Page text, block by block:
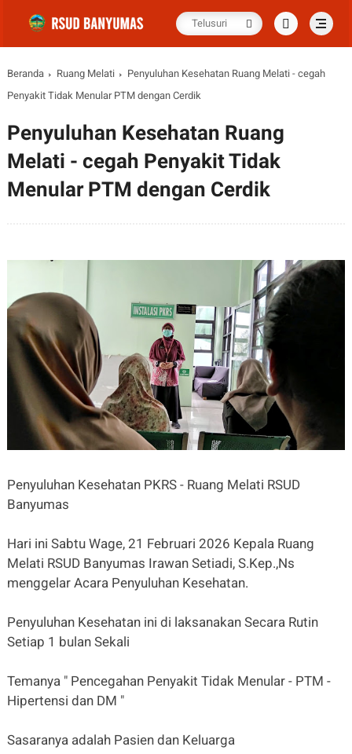
Beranda Ruang Melati
Penyuluhan Kesehatan Ruang Melati - cegah
Penyakit Tidak Menular PTM dengan Cerdik
Penyuluhan Kesehatan Ruang
Melati - cegah Penyakit Tidak
Menular PTM dengan Cerdik
Penyuluhan Kesehatan PKRS - Ruang Melati RSUD
Banyumas
Hari ini Sabtu Wage, 21 Februari 2026 Kepala Ruang
Melati RSUD Banyumas Irawan Setiadi, S.Kep.,Ns
menggelar Acara Penyuluhan Kesehatan.
Penyuluhan Kesehatan ini di laksanakan Secara Rutin
Setiap 1 bulan Sekali
Temanya " Pencegahan Penyakit Tidak Menular - PTM -
Hipertensi dan DM "
Sasaranya adalah Pasien dan Keluarga